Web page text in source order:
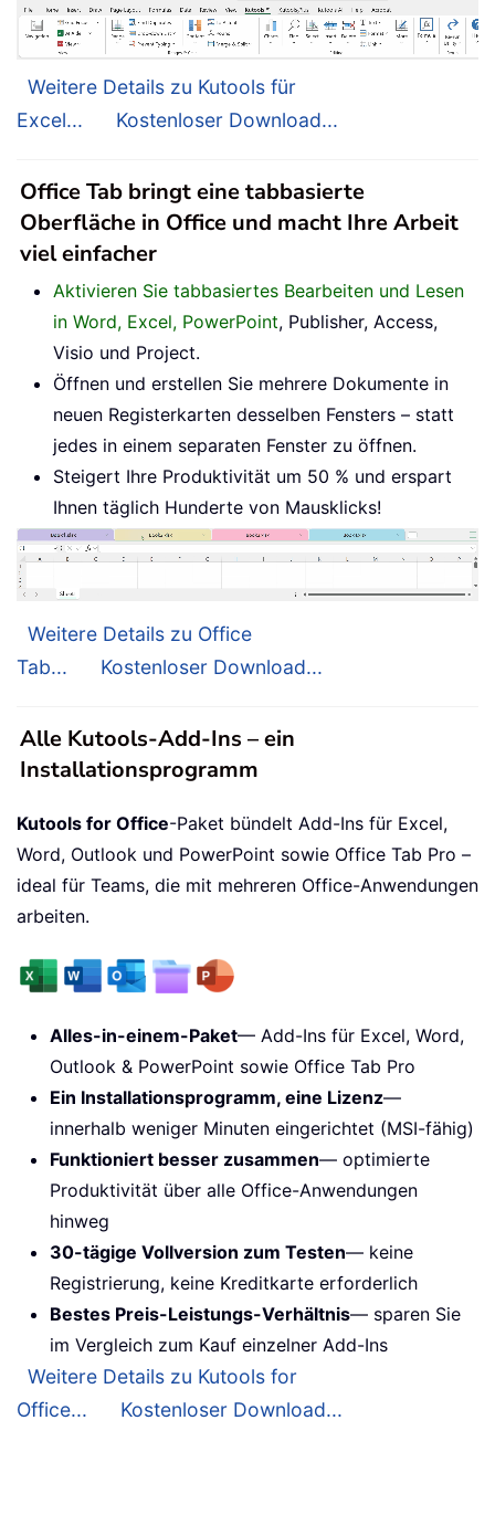
Weitere Details zu Kutools für
Excel...
Kostenloser Download...
Office Tab bringt eine tabbasierte
Oberfläche in Office und macht Ihre Arbeit
viel einfacher
Aktivieren Sie tabbasiertes Bearbeiten und Lesen
in Word, Excel, PowerPoint, Publisher, Access,
Visio und Project.
Öffnen und erstellen Sie mehrere Dokumente in
neuen Registerkarten desselben Fensters – statt
jedes in einem separaten Fenster zu öffnen.
Steigert Ihre Produktivität um 50 % und erspart
Ihnen täglich Hunderte von Mausklicks!
Weitere Details zu Office
Tab...
Kostenloser Download...
Alle Kutools-Add-Ins – ein
Installationsprogramm
Kutools for Office-Paket bündelt Add-Ins für Excel,
Word, Outlook und PowerPoint sowie Office Tab Pro –
ideal für Teams, die mit mehreren Office-Anwendungen
arbeiten.
Alles-in-einem-Paket— Add-Ins für Excel, Word,
Outlook & PowerPoint sowie Office Tab Pro
Ein Installationsprogramm, eine Lizenz—
innerhalb weniger Minuten eingerichtet (MSI-fähig)
Funktioniert besser zusammen— optimierte
Produktivität über alle Office-Anwendungen
hinweg
30-tägige Vollversion zum Testen— keine
Registrierung, keine Kreditkarte erforderlich
Bestes Preis-Leistungs-Verhältnis— sparen Sie
im Vergleich zum Kauf einzelner Add-Ins
Weitere Details zu Kutools for
Office...
Kostenloser Download...